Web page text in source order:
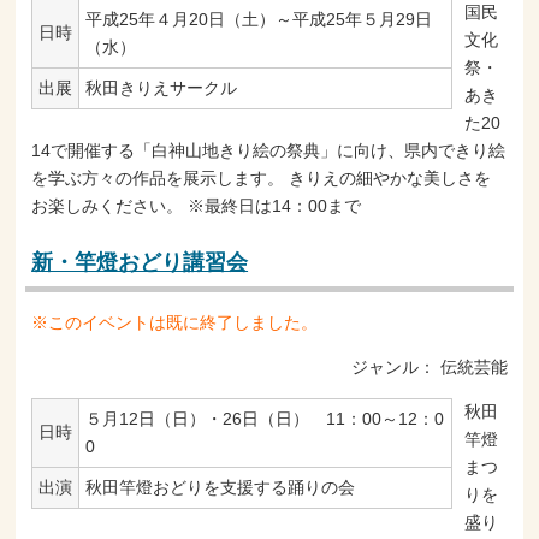
日時
平成25年４月20日（土）～平成25年５月29日
（水）
出展 秋田きりえサークル
国民
文化
祭・
あき
た20
14で開催する「白神山地きり絵の祭典」に向け、県内できり絵
を学ぶ方々の作品を展示します。 きりえの細やかな美しさを
お楽しみください。 ※最終日は14：00まで
新・竿燈おどり講習会
※このイベントは既に終了しました。
ジャンル： 伝統芸能
日時
５月12日（日）・26日（日） 11：00～12：0
0
出演 秋田竿燈おどりを支援する踊りの会
秋田
竿燈
まつ
りを
盛り